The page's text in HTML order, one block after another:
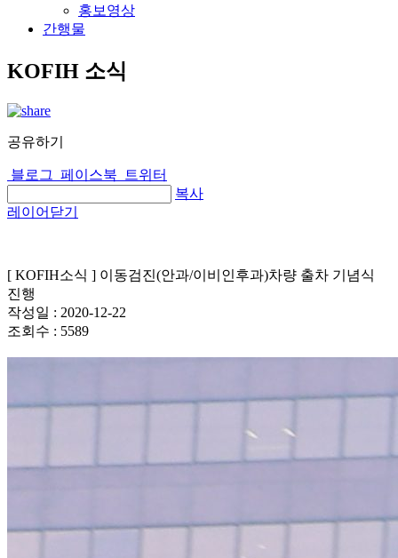
홍보영상
간행물
KOFIH 소식
공유하기
블로그 페이스북
트위터
복사
레이어닫기
[ KOFIH소식 ] 이동검진(안과/이비인후과)차량 출차 기념식
진행
작성일 : 2020-12-22
조회수 : 5589